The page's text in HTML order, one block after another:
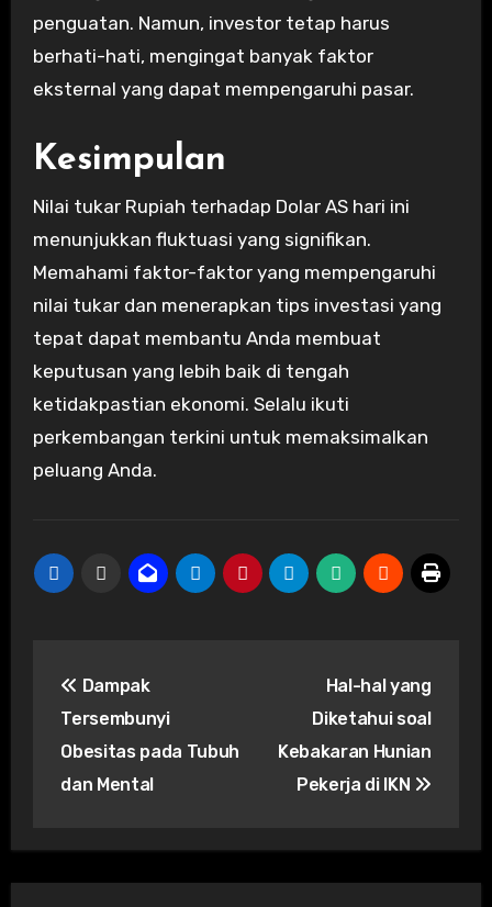
penguatan. Namun, investor tetap harus
berhati-hati, mengingat banyak faktor
eksternal yang dapat mempengaruhi pasar.
Kesimpulan
Nilai tukar Rupiah terhadap Dolar AS hari ini
menunjukkan fluktuasi yang signifikan.
Memahami faktor-faktor yang mempengaruhi
nilai tukar dan menerapkan tips investasi yang
tepat dapat membantu Anda membuat
keputusan yang lebih baik di tengah
ketidakpastian ekonomi. Selalu ikuti
perkembangan terkini untuk memaksimalkan
peluang Anda.
navigation
Dampak
Tersembunyi
Obesitas pada Tubuh
dan Mental
Hal-hal yang
Diketahui soal
Kebakaran Hunian
Pekerja di IKN